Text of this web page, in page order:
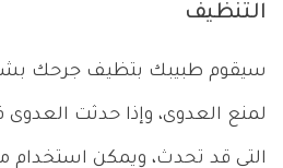
التنظيف
سيقوم طبيبك بتظيف جرحك
لمنع العدوى، وإذا حدثت
التي قد تحدث، ويمكن استخدام